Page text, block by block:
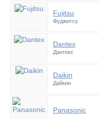
Fujitsu
Фуджитсу
Dantex
Дантекс
Daikin
Дайкин
Panasonic